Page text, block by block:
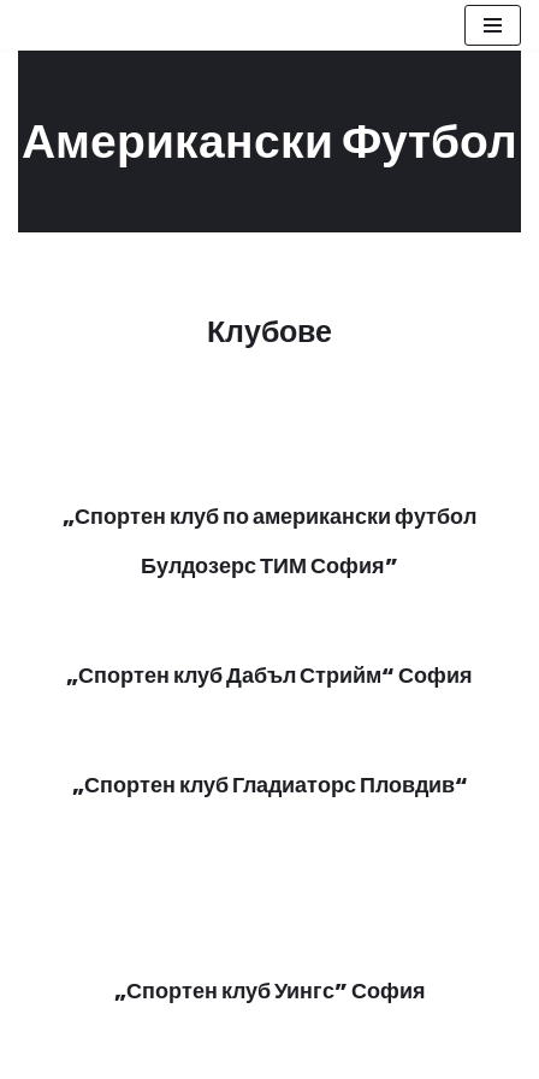
съдържанието
Американски Футбол
Клубове
„Спортен клуб по американски футбол
Булдозерс ТИМ София”
„Спортен клуб Дабъл Стрийм“ София
„Спортен клуб Гладиаторс Пловдив“
„Спортен клуб Уингс” София